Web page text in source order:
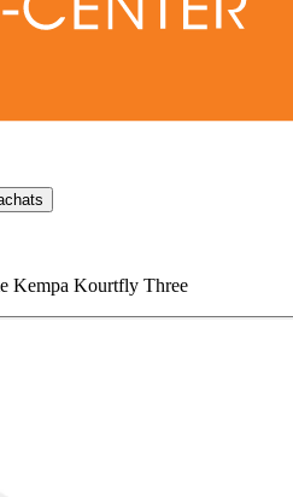
Kempa Kourtfly Three